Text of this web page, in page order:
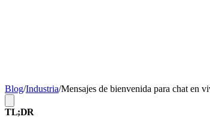
Blog/Industria/Mensajes de bienvenida para chat en
TL;DR